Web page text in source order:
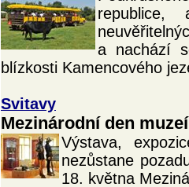
a nachází
blízkosti Kamencového
Svitavy
Mezinárodní den
Výstava,
nezůstane
18. května